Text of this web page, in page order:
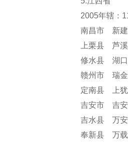
2005年辖：
南昌市 新
上栗县 芦
修水县 湖
赣州市 瑞
定南县 上
吉安市 吉
吉水县 万
奉新县 万